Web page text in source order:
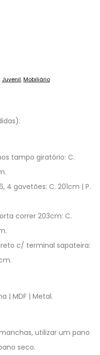
Juvenil,Mobiliário
tampo giratório: C.
4 gavetões: C. 201cm | P.
correr 203cm: C.
c/ terminal sapateira:
| MDF | Metal.
utilizar um pano
seco.